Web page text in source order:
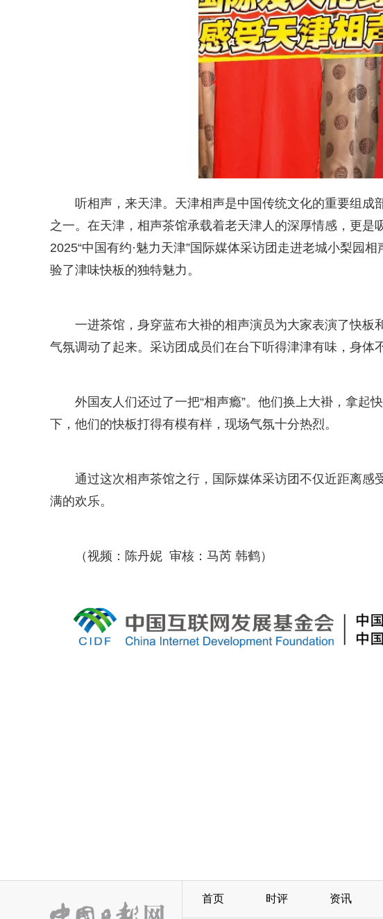
听相声，来天津。天津相声是中国传统文化的重要组
之一。在天津，相声茶馆承载着老天津人的深厚情感，更是
2025“中国有约·魅力天津”国际媒体采访团走进老城小梨园
验了津味快板的独特魅力。
一进茶馆，身穿蓝布大褂的相声演员为大家表演了快板
气氛调动了起来。采访团成员们在台下听得津津有味，身体
外国友人们还过了一把“相声瘾”。他们换上大褂，拿起
下，他们的快板打得有模有样，现场气氛十分热烈。
通过这次相声茶馆之行，国际媒体采访团不仅近距离
满的欢乐。
（视频：陈丹妮 审核：马芮 韩鹤）
首页 时评 资讯